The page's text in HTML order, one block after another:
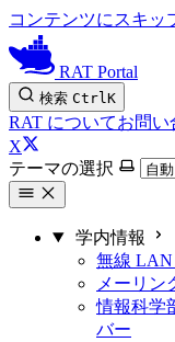
コンテンツにスキッ
RAT Portal
検索 CtrlK
RAT についてお問い
X
テーマの選択
学内情報
無線
メーリン
情報科学
バー